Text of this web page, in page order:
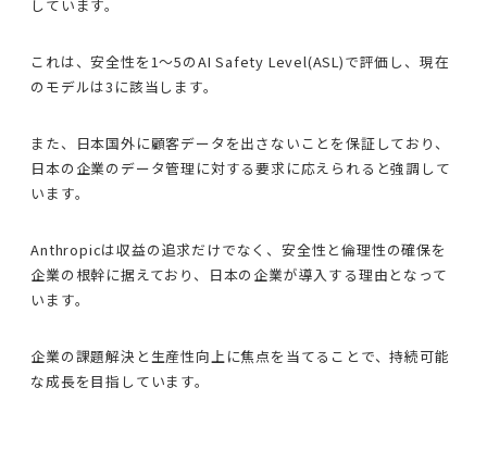
しています。
これは、安全性を1〜5のAI Safety Level(ASL)で評価し、現在
のモデルは3に該当します。
また、日本国外に顧客データを出さないことを保証しており、
日本の企業のデータ管理に対する要求に応えられると強調して
います。
Anthropicは収益の追求だけでなく、安全性と倫理性の確保を
企業の根幹に据えており、日本の企業が導入する理由となって
います。
企業の課題解決と生産性向上に焦点を当てることで、持続可能
な成長を目指しています。